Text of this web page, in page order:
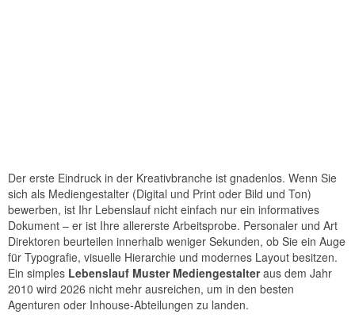
Der erste Eindruck in der Kreativbranche ist gnadenlos. Wenn Sie
sich als Mediengestalter (Digital und Print oder Bild und Ton)
bewerben, ist Ihr Lebenslauf nicht einfach nur ein informatives
Dokument – er ist Ihre allererste Arbeitsprobe. Personaler und Art
Direktoren beurteilen innerhalb weniger Sekunden, ob Sie ein Auge
für Typografie, visuelle Hierarchie und modernes Layout besitzen.
Ein simples Lebenslauf Muster Mediengestalteraus dem Jahr
2010 wird 2026 nicht mehr ausreichen, um in den besten
Agenturen oder Inhouse-Abteilungen zu landen.